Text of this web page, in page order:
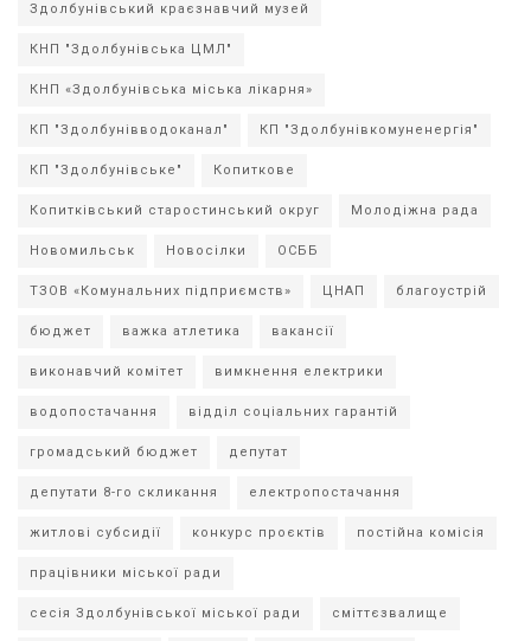
Здолбунівський краєзнавчий музей
КНП "Здолбунівська ЦМЛ"
КНП «Здолбунівська міська лікарня»
КП "Здолбунівводоканал" КП "Здолбунівкомуненергія"
КП "Здолбунівське" Копиткове
Копитківський старостинський округ Молодіжна рада
Новомильськ Новосілки ОСББ
ТЗОВ «Комунальних підприємств» ЦНАП благоустрій
бюджет важка атлетика вакансії
виконавчий комітет вимкнення електрики
водопостачання відділ соціальних гарантій
громадський бюджет депутат
депутати 8-го скликання електропостачання
житлові субсидії конкурс проєктів постійна комісія
працівники міської ради
сесія Здолбунівської міської ради сміттєзвалище